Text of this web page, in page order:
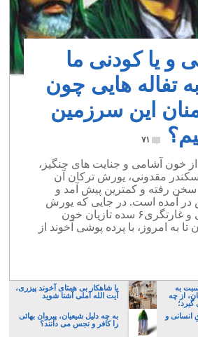
و یا کودنی ما
تفاله هایی چون
این سرزمین
۷۱
خون آشامی و جنایت های چنگیز،
مقدونی، یورش ترکان آن
سخن رفته و کمترین پیش آمد و
در آمده است. در جایی که یورش
ددمنشانه، خونریزی و غارتگری۶ سده تازیان خون
تا به امروز، با پرده پوشی آخوند از
به
از چه
با شاهکار بی همتای آخوند پیزری،
آیت الله آملی آشنا شوید
انسانی و
به چه دلیل شیعیان، پیروان بهائی
را کافر و نجس می دانند؟